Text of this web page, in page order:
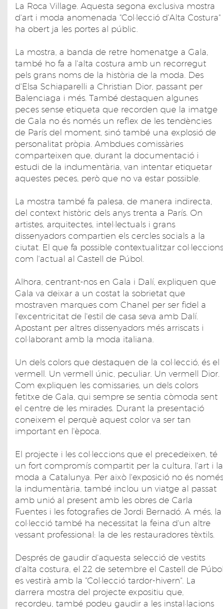
La Roca Village. Aquesta segona exclusiva mostra
d'art i moda anomenada "Col·lecció d'Alta Costura"
ha obert ja les portes al públic.
La mostra, a banda de retre homenatge a Gala,
també ho fa a l'alta costura amb un recorregut
pels grans noms de la història de la moda. Des
d'Elsa Schiaparelli a Christian Dior, passant per
Balenciaga i més. També destaquen algunes
peces sense etiqueta que recorden que la imatge
de Gala no és només un reflex de les tendències
de París del moment, sinó també una explosió de
personalitat pròpia. Ambdues comissàries
comparteixen que, durant la documentació i
estudi de la indumentària, van intentar etiquetar
aquestes peces, però que no va estar possible.
La mostra també fa palesa, de manera indirecta,
del context històric dels anys trenta a París. On
artistes, arquitectes, intel·lectuals i grans
dissenyadors compartien els cercles socials a la
ciutat. El que fa possible contextualitzar col·leccions
com l'actual al Castell de Púbol.
Alhora, centrant-nos en Gala i Dalí, expliquen que
Gala va deixar a un costat la sobrietat que
mostraven marques com Chanel per ser fidel a
l'excentricitat de l'estil de casa seva amb Dalí.
Apostant per altres dissenyadors més arriscats i
col·laborant amb la moda italiana.
Un dels colors que destaquen de la col·lecció, és el
vermell. Un vermell únic, peculiar. Un vermell Dior.
Com expliquen les comissaries, un dels colors
fetitxe de Gala, qui sempre se sentia còmoda sent
el centre de les mirades. Durant la presentació
coneixem el perquè aquest color va ser tan
important en l'època.
El projecte i les col·leccions que el precedeixen, té
un fort compromís compartit per la cultura, l'art i la
moda a Catalunya. Per això l'exposició no és només
la indumentària, també inclou un viatge al passat
amb unió al present amb les obres de Carla
Fuentes i les fotografies de Jordi Bernadó. A més, la
col·lecció també ha necessitat la feina d'un altre
vessant professional: la de les restauradores tèxtils.
Després de gaudir d'aquesta selecció de vestits
d'alta costura, el 22 de setembre el Castell de
es vestirà amb la "Col·lecció tardor-hivern". La
darrera mostra del projecte expositiu que,
recordeu, també podeu gaudir a les instal·lacions